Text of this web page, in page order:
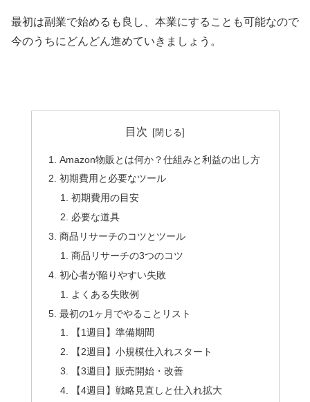
最初は副業で始めるも良し、本業にすることも可能なので
今のうちにどんどん進めていきましょう。
目次
Amazon物販とは何か？仕組みと利益の出し方
初期費用と必要なツール
初期費用の目安
必要な道具
商品リサーチのコツとツール
商品リサーチの3つのコツ
初心者が陥りやすい失敗
よくある失敗例
最初の1ヶ月でやることリスト
【1週目】準備期間
【2週目】小規模仕入れスタート
【3週目】販売開始・改善
【4週目】戦略見直しと仕入れ拡大